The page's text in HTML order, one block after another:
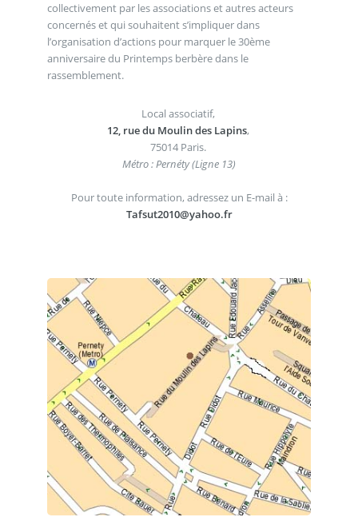
collectivement par les associations et autres acteurs
concernés et qui souhaitent s’impliquer dans
l’organisation d’actions pour marquer le 30ème
anniversaire du Printemps berbère dans le
rassemblement.
Local associatif,
12, rue du Moulin des Lapins,
75014 Paris.
Métro : Pernéty (Ligne 13)
Pour toute information, adressez un E-mail à :
Tafsut2010@yahoo.fr